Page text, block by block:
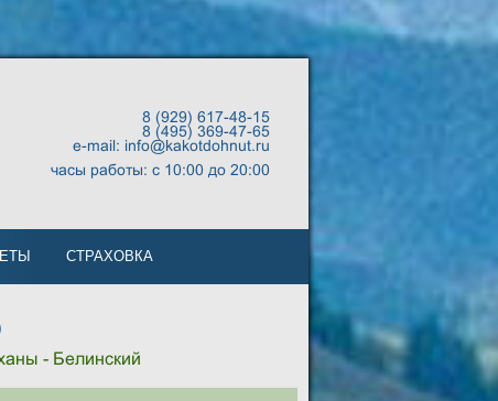
8 (929) 617-48-15
8 (495) 369-47-65
e-mail: info@kakotdohnut.ru
часы работы: с 10:00 до 20:00
СТРАХОВКА
- Белинский